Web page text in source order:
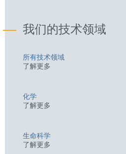
我们的技术领域
所有技术领域
了解更多
化学
了解更多
生命科学
了解更多